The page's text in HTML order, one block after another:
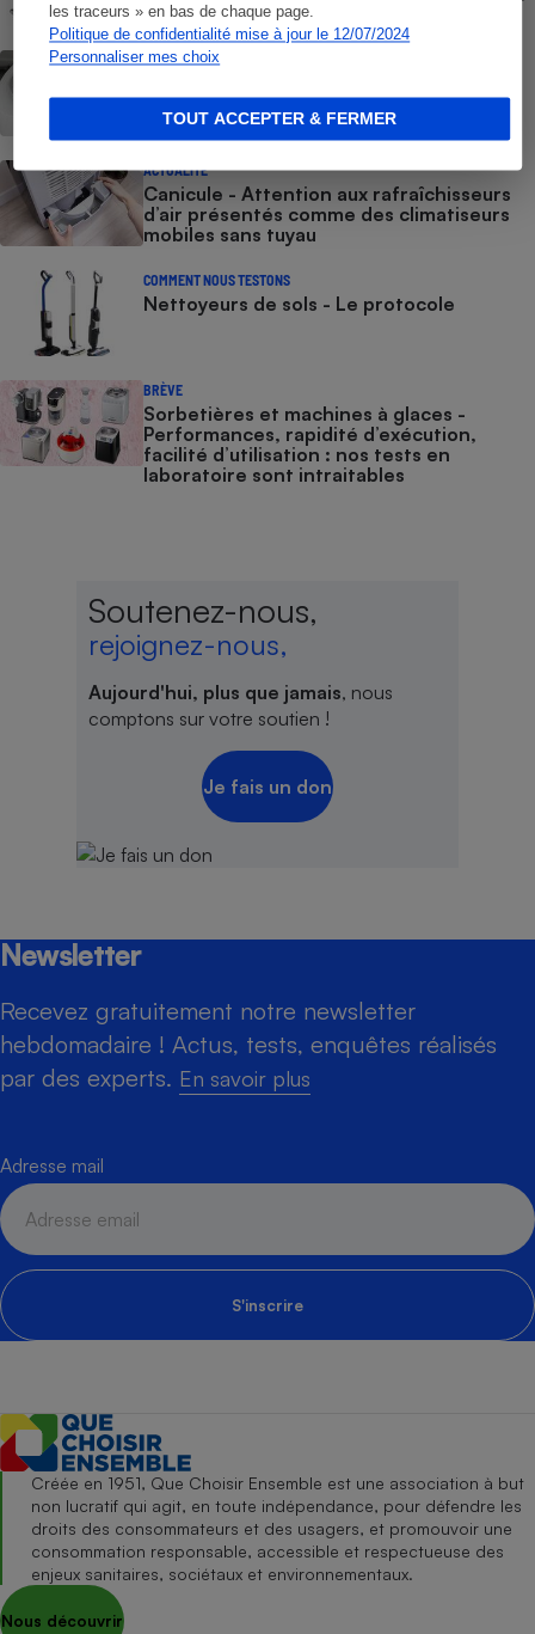
les traceurs » en bas de chaque page.
Politique de confidentialité mise à jour le 12/07/2024
Personnaliser mes choix
TOUT ACCEPTER & FERMER
ACTUALITÉ
le FreshOne de Polara ?
ACTUALITÉ
Canicule - Attention aux rafraîchisseurs
d’air présentés comme des climatiseurs
mobiles sans tuyau
COMMENT NOUS TESTONS
Nettoyeurs de sols - Le protocole
BRÈVE
Sorbetières et machines à glaces​​​​​​ -
Performances, rapidité d’exécution,
facilité d’utilisation : nos tests en
laboratoire sont intraitables
Soutenez-nous,
rejoignez-nous,
Aujourd'hui, plus que jamais, nous
comptons sur votre soutien !
Je fais un don
Newsletter
Recevez gratuitement notre newsletter
hebdomadaire ! Actus, tests, enquêtes réalisés
par des experts. En savoir plus
Adresse mail
S'inscrire
Créée en 1951, Que Choisir Ensemble est une association à but
non lucratif qui agit, en toute indépendance, pour défendre les
droits des consommateurs et des usagers, et promouvoir une
consommation responsable, accessible et respectueuse des
enjeux sanitaires, sociétaux et environnementaux.
Nous découvrir